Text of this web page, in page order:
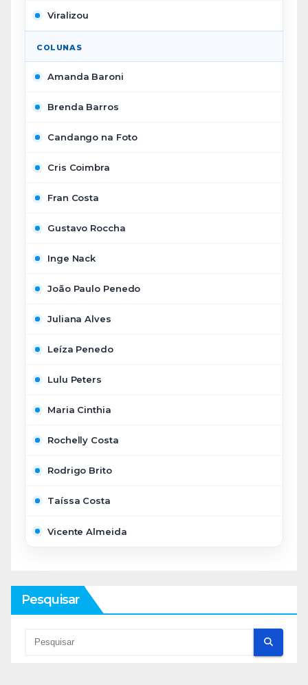
Viralizou
COLUNAS
Amanda Baroni
Brenda Barros
Candango na Foto
Cris Coimbra
Fran Costa
Gustavo Roccha
Inge Nack
João Paulo Penedo
Juliana Alves
Leíza Penedo
Lulu Peters
Maria Cinthia
Rochelly Costa
Rodrigo Brito
Taíssa Costa
Vicente Almeida
Pesquisar